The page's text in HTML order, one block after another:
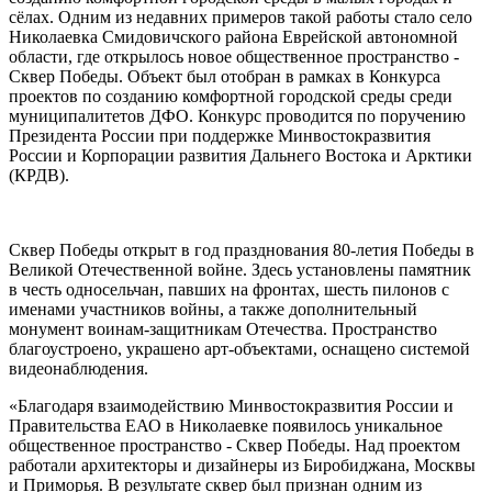
сёлах. Одним из недавних примеров такой работы стало село
Николаевка Смидовичского района Еврейской автономной
области, где открылось новое общественное пространство -
Сквер Победы. Объект был отобран в рамках в Конкурса
проектов по созданию комфортной городской среды среди
муниципалитетов ДФО. Конкурс проводится по поручению
Президента России при поддержке Минвостокразвития
России и Корпорации развития Дальнего Востока и Арктики
(КРДВ).
Сквер Победы открыт в год празднования 80-летия Победы в
Великой Отечественной войне. Здесь установлены памятник
в честь односельчан, павших на фронтах, шесть пилонов с
именами участников войны, а также дополнительный
монумент воинам-защитникам Отечества. Пространство
благоустроено, украшено арт-объектами, оснащено системой
видеонаблюдения.
«Благодаря взаимодействию Минвостокразвития России и
Правительства ЕАО в Николаевке появилось уникальное
общественное пространство - Сквер Победы. Над проектом
работали архитекторы и дизайнеры из Биробиджана, Москвы
и Приморья. В результате сквер был признан одним из